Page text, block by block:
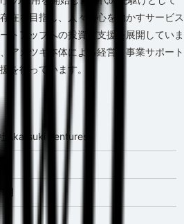
在を目指し、人々の心を動かすサービス
トアップへの投資と支援を展開していま
アカツキ本体による経営・事業サポート
を行っています。
Akatsuki Ventures
1月